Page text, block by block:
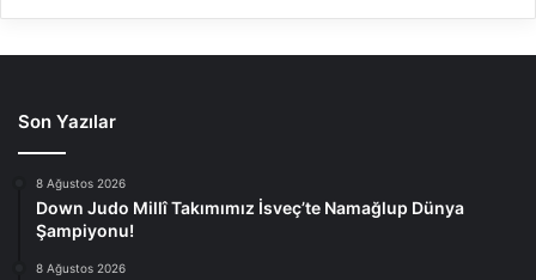
Son Yazılar
8 Ağustos 2026
Down Judo Millî Takımımız İsveç’te Namağlup Dünya
Şampiyonu!
8 Ağustos 2026